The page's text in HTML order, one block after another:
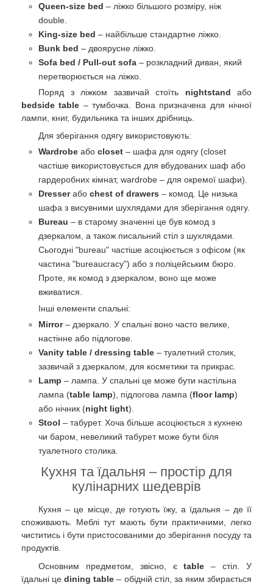
Queen-size bed – ліжко більшого розміру, ніж
double.
King-size bed – найбільше стандартне ліжко.
Bunk bed – двоярусне ліжко.
Sofa bed / Pull-out sofa – розкладний диван, який
перетворюється на ліжко.
Поряд з ліжком зазвичай стоїть nightstand або
bedside table – тумбочка. Вона призначена для нічної
лампи, книг, будильника та інших дрібниць.
Для зберігання одягу використовують:
Wardrobe або closet – шафа для одягу (closet
частіше використовується для вбудованих шаф або
гардеробних кімнат, wardrobe – для окремої шафи).
Dresserабо chest of drawers – комод. Це низька
шафа з висувними шухлядами для зберігання одягу.
Bureau – в старому значенні це був комод з
дзеркалом, а також писальний стіл з шухлядами.
Сьогодні "bureau" частіше асоціюється з офісом (як
частина "bureaucracy") або з поліцейським бюро.
Проте, як комод з дзеркалом, воно ще може
вживатися.
Інші елементи спальні:
Mirror– дзеркало. У спальні воно часто велике,
настінне або підлогове.
Vanity table / dressing table – туалетний столик,
зазвичай з дзеркалом, для косметики та прикрас.
Lamp – лампа. У спальні це може бути настільна
лампа (table lamp), підлогова лампа (floor lamp)
або нічник (night light).
Stool – табурет. Хоча більше асоціюється з кухнею
чи баром, невеликий табурет може бути біля
туалетного столика.
Кухня та їдальня – простір для
кулінарних шедеврів
Кухня – це місце, де готують їжу, а їдальня – де її
споживають. Меблі тут мають бути практичними, легко
чиститись і бути пристосованими до зберігання посуду та
продуктів.
Основним предметом, звісно, єtable – стіл. У
їдальні цеdining table – обідній стіл, за яким збирається